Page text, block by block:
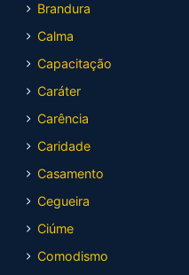
Brandura
Calma
Capacitação
Caráter
Carência
Caridade
Casamento
Cegueira
Ciúme
Comodismo